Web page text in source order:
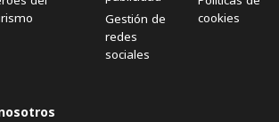
Gestión de
redes
sociales
cookies